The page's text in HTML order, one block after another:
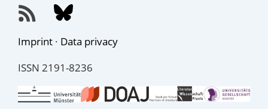
Imprint · Data privacy
ISSN 2191-8236